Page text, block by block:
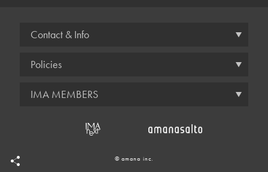
Contact & Info
Policies
IMA MEMBERS
© amana inc.